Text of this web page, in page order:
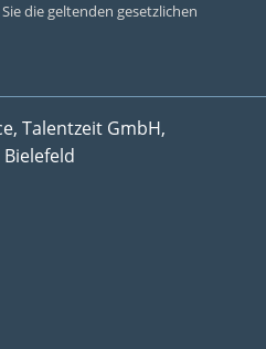
die geltenden gesetzlichen
Talentzeit GmbH,